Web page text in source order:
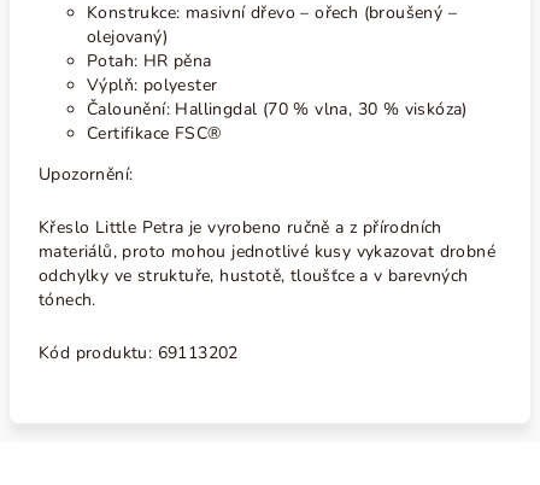
Konstrukce: masivní dřevo – ořech (broušený –
olejovaný)
Potah: HR pěna
Výplň: polyester
Čalounění: Hallingdal (70 % vlna, 30 % viskóza)
Certifikace FSC®
Upozornění:
Křeslo Little Petra je vyrobeno ručně a z přírodních
materiálů, proto mohou jednotlivé kusy vykazovat drobné
odchylky ve struktuře, hustotě, tloušťce a v barevných
tónech.
Kód produktu: 69113202